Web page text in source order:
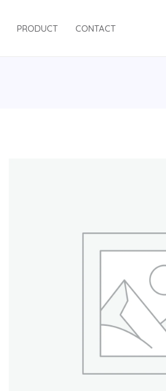
PRODUCT CONTACT